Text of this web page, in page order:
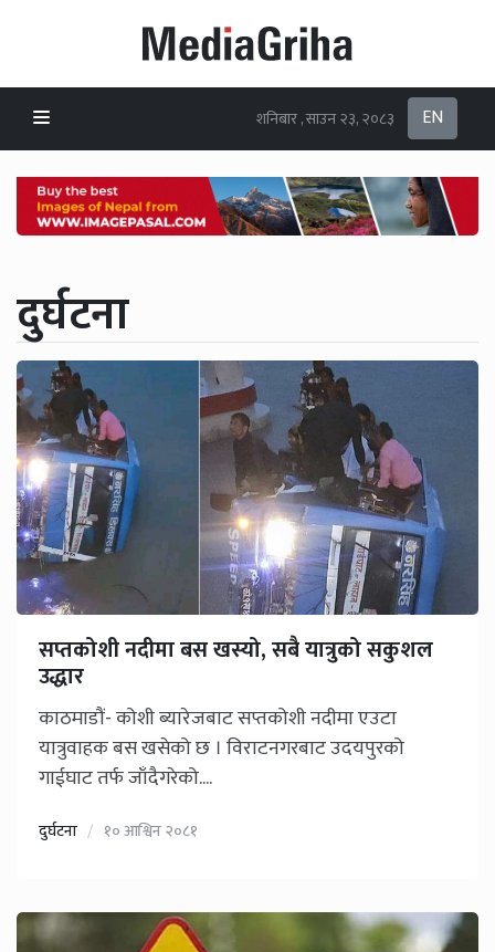
शनिबार , साउन २३, २०८३ EN
दुर्घटना
सप्तकोशी नदीमा बस खस्यो, सबै यात्रुको सकुशल
उद्धार
काठमाडौं- कोशी ब्यारेजबाट सप्तकोशी नदीमा एउटा
यात्रुवाहक बस खसेको छ । विराटनगरबाट उदयपुरको
गाईघाट तर्फ जाँदैगरेको....
दुर्घटना १० आश्विन २०८१